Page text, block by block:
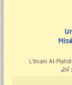
L'Imam Al-
أكثر